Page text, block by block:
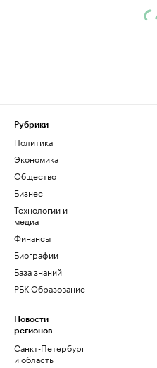
Рубрики
Политика
Экономика
Общество
Бизнес
Технологии и
медиа
Финансы
Биографии
База знаний
РБК Образование
Новости
регионов
Санкт-Петербург
и область